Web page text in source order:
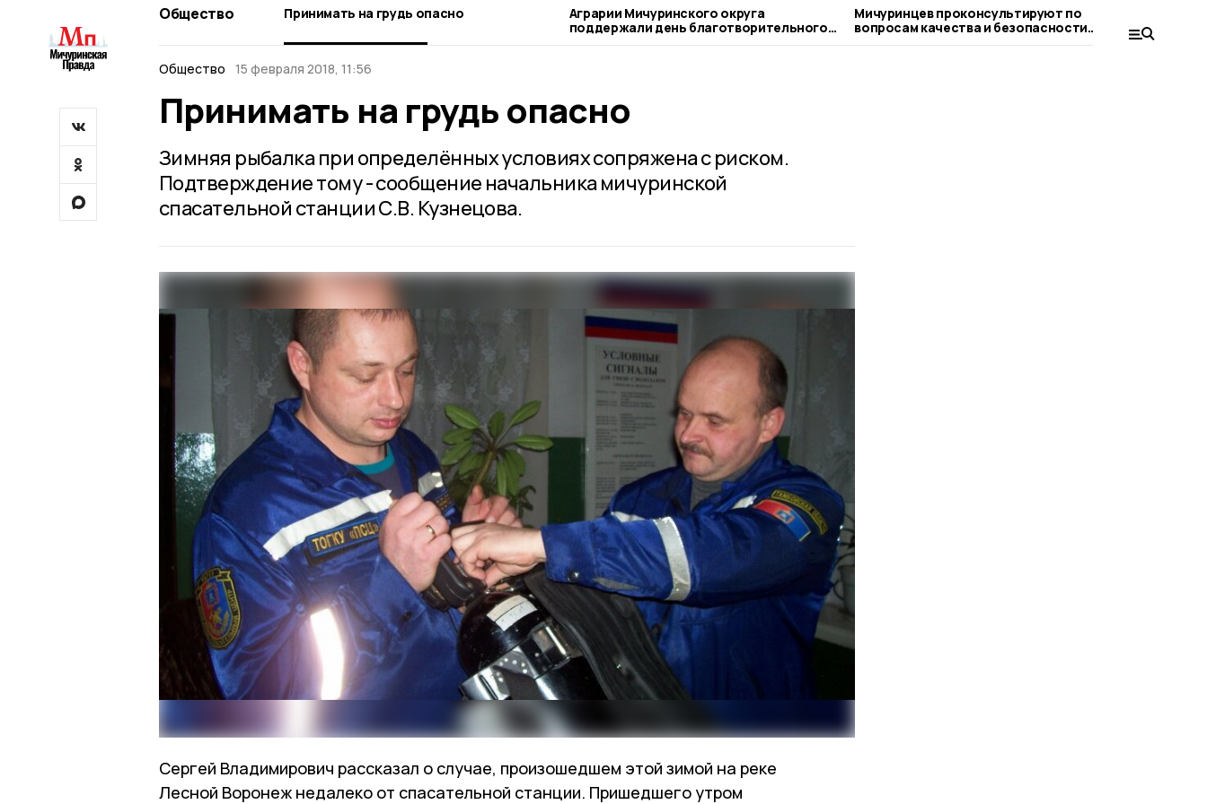
Общество Принимать на грудь опасно
Аграрии Мичуринского округа
поддержали день благотворительного
труда
Мичуринцев проконсультируют по
вопросам качества и безопасности
детских товаров
Общество 15 февраля 2018, 11:56
Принимать на грудь опасно
Зимняя рыбалка при определённых условиях сопряжена с риском.
Подтверждение тому - сообщение начальника мичуринской
спасательной станции С.В. Кузнецова.
Сергей Владимирович рассказал о случае, произошедшем этой зимой на реке
Лесной Воронеж недалеко от спасательной станции. Пришедшего утром